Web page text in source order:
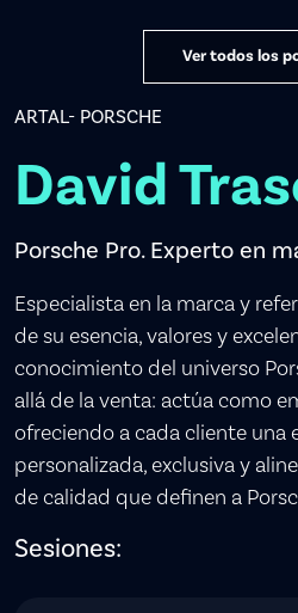
Ver todos los
ARTAL- PORSCHE
David
Porsche Pro. Experto en
Especialista en la marca y
de su esencia, valores y
conocimiento del universo
allá de la venta: actúa como
ofreciendo a cada cliente una
personalizada, exclusiva y
de calidad que definen a
Sesiones: